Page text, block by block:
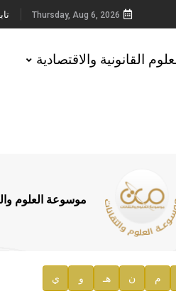
Thursday, Aug 6, 2026
القانونية والاقتصادية
موسوعة العلوم
م ن هـ و ي